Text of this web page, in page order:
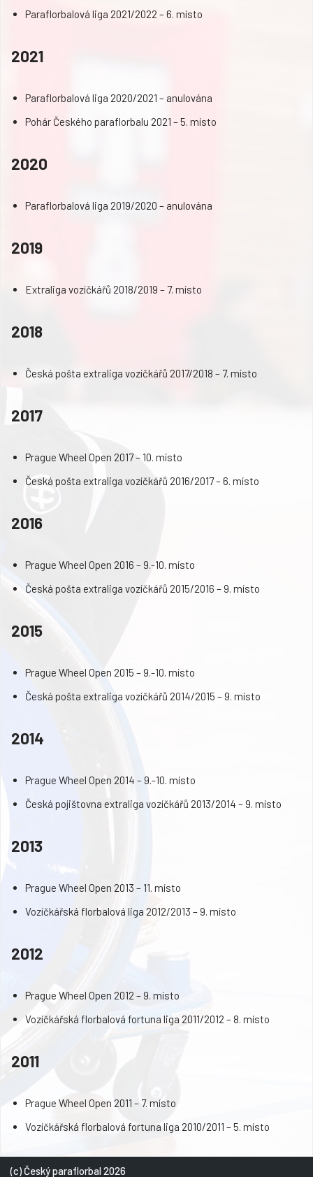
Paraflorbalová liga 2021/2022 – 6. místo
2021
Paraflorbalová liga 2020/2021 – anulována
Pohár Českého paraflorbalu 2021 – 5. místo
2020
Paraflorbalová liga 2019/2020 – anulována
2019
Extraliga vozíčkářů 2018/2019 – 7. místo
2018
Česká pošta extraliga vozíčkářů 2017/2018 – 7. místo
2017
Prague Wheel Open 2017 – 10. místo
Česká pošta extraliga vozíčkářů 2016/2017 – 6. místo
2016
Prague Wheel Open 2016 – 9.-10. místo
Česká pošta extraliga vozíčkářů 2015/2016 – 9. místo
2015
Prague Wheel Open 2015 – 9.-10. místo
Česká pošta extraliga vozíčkářů 2014/2015 – 9. místo
2014
Prague Wheel Open 2014 – 9.-10. místo
Česká pojištovna extraliga vozíčkářů 2013/2014 – 9. místo
2013
Prague Wheel Open 2013 – 11. místo
Vozíčkářská florbalová liga 2012/2013 – 9. místo
2012
Prague Wheel Open 2012 – 9. místo
Vozíčkářská florbalová fortuna liga 2011/2012 – 8. místo
2011
Prague Wheel Open 2011 – 7. místo
Vozíčkářská florbalová fortuna liga 2010/2011 – 5. místo
(c) Český paraflorbal 2026